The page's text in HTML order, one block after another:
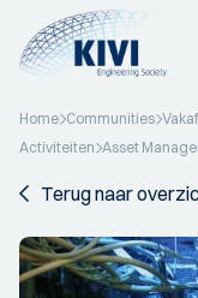
Home Communities
Activiteiten Asset
Terug naar